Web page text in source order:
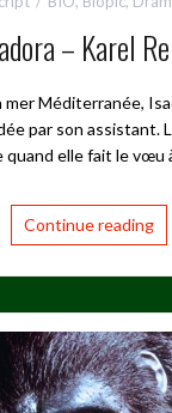
– Karel
mer Méditerranée,
par son assistant.
quand elle fait le vœu
Continue reading